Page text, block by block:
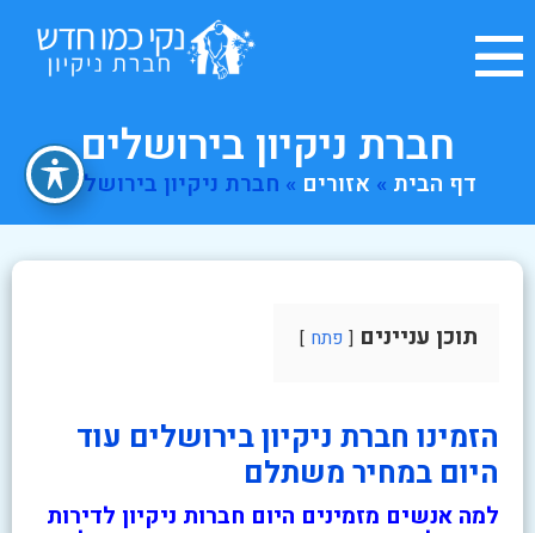
חברת ניקיון בירושלים
דף הבית » אזורים » חברת ניקיון בירושלים
תוכן עניינים פתח
הזמינו חברת ניקיון בירושלים עוד
היום במחיר משתלם
למה אנשים מזמינים היום חברות ניקיון לדירות